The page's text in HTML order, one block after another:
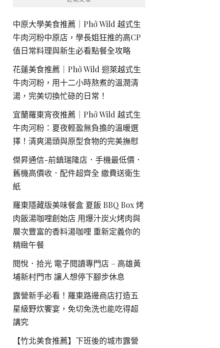
中原大學美食推薦｜Phở Wild 越式生
牛肉河粉中原店，學長姐狂推的高CP
值日常料理與新生必看點餐全攻略
花蓮美食推薦｜Phở Wild 迴萊越式生
牛肉河粉，用十二小時熬煮的溫潤清
湯，完美切換忙碌的日常！
宜蘭羅東宵夜推薦｜Phở Wild 越式生
牛肉河粉：夏夜輕盈無負擔的溫暖選
擇！清爽湯頭與原型食物的完美撫慰
傑昇通信-前鎮瑞隆店．手機最低價．
舊機高價收．配件超齊全 繳費送衛生
紙
羅東隱藏版美味餐盒 夏飯 BBQ Box 烤
肉飯湯咖哩創始店 用爆汁炭火烤肉與
層次豐富的香料湯咖哩 重新定義你的
精緻午餐
閱悅．拾光 電子閱讀專門店 – 高雄黃
埔新村門市 讓人想停下腳步休息
露營新手必看！羅東路邊商店打造五
星級野炊饗宴，免切免洗也能吃得超
講究
【竹北美食推薦】下班後的城市露營